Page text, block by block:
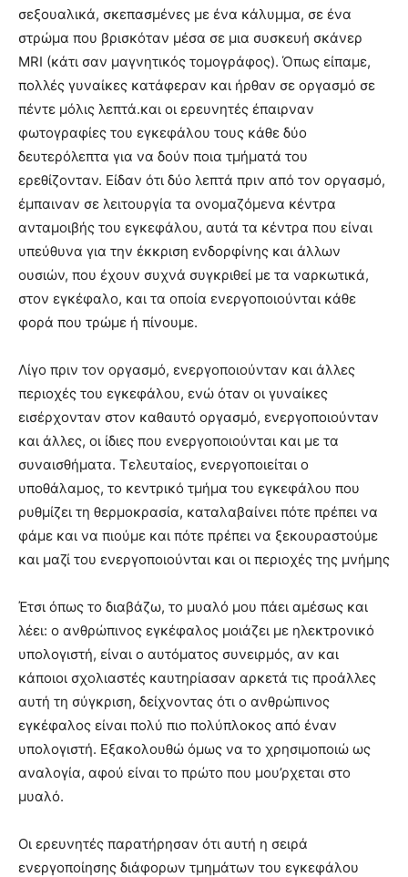
σεξουαλικά, σκεπασμένες με ένα κάλυμμα, σε ένα
στρώμα που βρισκόταν μέσα σε μια συσκευή σκάνερ
MRI (κάτι σαν μαγνητικός τομογράφος). Όπως είπαμε,
πολλές γυναίκες κατάφεραν και ήρθαν σε οργασμό σε
πέντε μόλις λεπτά.και οι ερευνητές έπαιρναν
φωτογραφίες του εγκεφάλου τους κάθε δύο
δευτερόλεπτα για να δούν ποια τμήματά του
ερεθίζονταν. Είδαν ότι δύο λεπτά πριν από τον οργασμό,
έμπαιναν σε λειτουργία τα ονομαζόμενα κέντρα
ανταμοιβής του εγκεφάλου, αυτά τα κέντρα που είναι
υπεύθυνα για την έκκριση ενδορφίνης και άλλων
ουσιών, που έχουν συχνά συγκριθεί με τα ναρκωτικά,
στον εγκέφαλο, και τα οποία ενεργοποιούνται κάθε
φορά που τρώμε ή πίνουμε.
Λίγο πριν τον οργασμό, ενεργοποιούνταν και άλλες
περιοχές του εγκεφάλου, ενώ όταν οι γυναίκες
εισέρχονταν στον καθαυτό οργασμό, ενεργοποιούνταν
και άλλες, οι ίδιες που ενεργοποιούνται και με τα
συναισθήματα. Τελευταίος, ενεργοποιείται ο
υποθάλαμος, το κεντρικό τμήμα του εγκεφάλου που
ρυθμίζει τη θερμοκρασία, καταλαβαίνει πότε πρέπει να
φάμε και να πιούμε και πότε πρέπει να ξεκουραστούμε
και μαζί του ενεργοποιούνται και οι περιοχές της μνήμης
Έτσι όπως το διαβάζω, το μυαλό μου πάει αμέσως και
λέει: ο ανθρώπινος εγκέφαλος μοιάζει με ηλεκτρονικό
υπολογιστή, είναι ο αυτόματος συνειρμός, αν και
κάποιοι σχολιαστές καυτηρίασαν αρκετά τις προάλλες
αυτή τη σύγκριση, δείχνοντας ότι ο ανθρώπινος
εγκέφαλος είναι πολύ πιο πολύπλοκος από έναν
υπολογιστή. Εξακολουθώ όμως να το χρησιμοποιώ ως
αναλογία, αφού είναι το πρώτο που μου’ρχεται στο
μυαλό.
Οι ερευνητές παρατήρησαν ότι αυτή η σειρά
ενεργοποίησης διάφορων τμημάτων του εγκεφάλου